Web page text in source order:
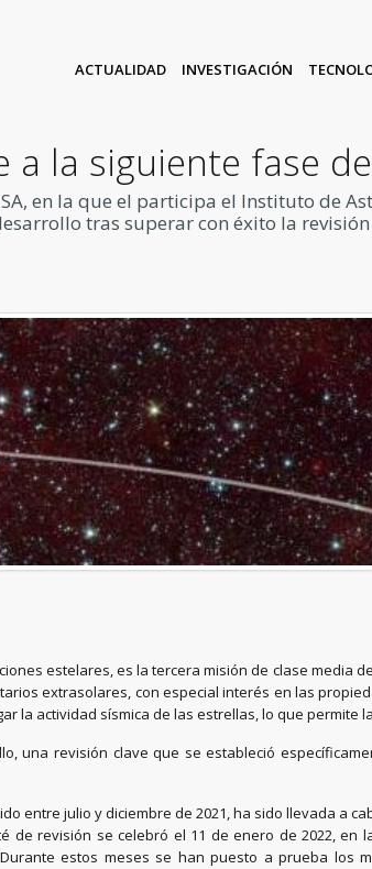
ACTUALIDAD INVESTIGACIÓN
a la siguiente fase
en la que el participa el Instituto de
tras superar con éxito la
estelares, es la tercera misión de clase media
extrasolares, con especial interés en las
la actividad sísmica de las estrellas, lo que
una revisión clave que se estableció
entre julio y diciembre de 2021, ha sido llevada a
de revisión se celebró el 11 de enero de 2022,
estos meses se han puesto a prueba los